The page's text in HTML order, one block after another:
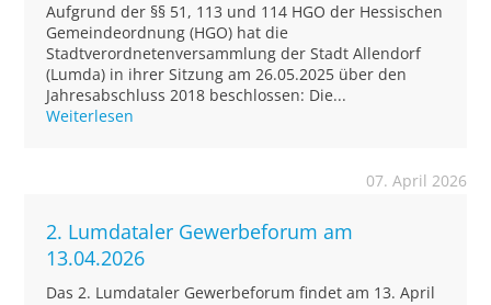
Aufgrund der §§ 51, 113 und 114 HGO der Hessischen
Gemeindeordnung (HGO) hat die
Stadtverordnetenversammlung der Stadt Allendorf
(Lumda) in ihrer Sitzung am 26.05.2025 über den
Jahresabschluss 2018 beschlossen: Die...
Weiterlesen
07. April 2026
2. Lumdataler Gewerbeforum am
13.04.2026
Das 2. Lumdataler Gewerbeforum findet am 13. April